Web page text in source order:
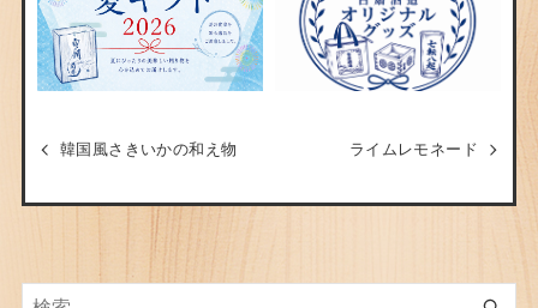
韓国風さきいかの和え物 ライムレモネード